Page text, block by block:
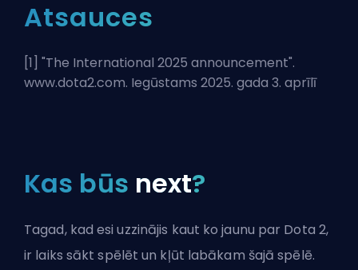
Atsauces
[1] "The International 2025 announcement".
www.dota2.com. Iegūstams 2025. gada 3. aprīlī
Kas būs next?
Tagad, kad esi uzzinājis kaut ko jaunu par Dota 2,
ir laiks sākt spēlēt un kļūt labākam šajā spēlē.